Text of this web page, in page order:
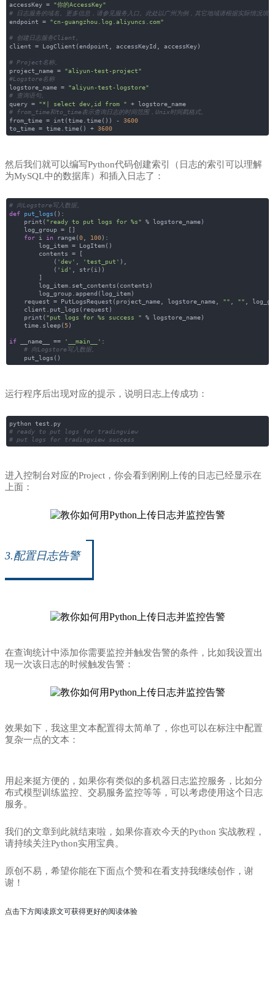
accessKey =
"你的AccessKey"
# 日志服务的域名。更多信息，请参见服务入口。此处以广州为例，其它地域请根据实际情况填
endpoint =
"cn-guangzhou.log.aliyuncs.com"
# 创建日志服务Client。
client = LogClient(endpoint, accessKeyId, accessKey)
# Project名称。
project_name =
"aliyun-test-project"
#Logstore名称
logstore_name =
"aliyun-test-logstore"
# 查询语句。
query =
"*| select dev,id from " + logstore_name
# from_time和to_time表示查询日志的时间范围，Unix时间戳格式。
from_time = int(time.time()) - 3600
to_time = time.time() + 3600
然后我们就可以编写Python代码创建索引（日志的索引可以理解
为MySQL中的数据库）和插入日志了：
# 向Logstore写入数据。
def
put_logs () :
print( "ready to put logs for %s" % logstore_name)
log_group = []
fori in range(0, 100):
log_item = LogItem()
contents = [
( 'dev' , 'test_put' ),
( 'id' , str(i))
]
log_item.set_contents(contents)
log_group.append(log_item)
request = PutLogsRequest(project_name, logstore_name,
"" , "" ,
client.put_logs(request)
print( "put logs for %s success " % logstore_name)
time.sleep(5)
if__name__ == '__main__' :
# 向Logstore写入数据。
put_logs()
运行程序后出现对应的提示，说明日志上传成功：
python test.py
# ready to put logs for tradingview
# put logs for tradingview success
进入控制台对应的Project，你会看到刚刚上传的日志已经显示在
上面：
3.配置日志告警
在查询统计中添加你需要监控并触发告警的条件，比如我设置出
现一次该日志的时候触发告警：
效果如下，我这里文本配置得太简单了，你也可以在标注中配置
复杂一点的文本：
用起来挺方便的，如果你有类似的多机器日志监控服务，比如分
布式模型训练监控、交易服务监控等等，可以考虑使用这个日志
服务。
我们的文章到此就结束啦，如果你喜欢今天的Python 实战教程，
请持续关注Python实用宝典。
原创不易，希望你能在下面点个赞和在看支持我继续创作，谢
谢！
点击下方阅读原文可获得更好的阅读体验